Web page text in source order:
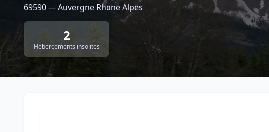
69590 — Auvergne Rhone Alpes
2
Hébergements insolites